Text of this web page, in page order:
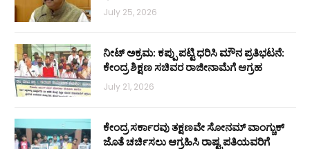
July 25, 2026
ನೀಟ್ ಅಕ್ರಮ: ಕಪ್ಪು ಪಟ್ಟಿ ಧರಿಸಿ ಮೌನ ಪ್ರತಿಭಟನೆ:
ಕೇಂದ್ರ ಶಿಕ್ಷಣ ಸಚಿವರ ರಾಜೀನಾಮೆಗೆ ಆಗ್ರಹ
July 21, 2026
ಕೇಂದ್ರ ಸರ್ಕಾರವು ತಕ್ಷಣವೇ ಸೋನಮ್ ವಾಂಗ್ಚುಕ್
ಜೊತೆ ಚರ್ಚಿಸಲು ಆಗ್ರಹಿಸಿ ರಾಷ್ಟ್ರಪತಿಯವರಿಗೆ